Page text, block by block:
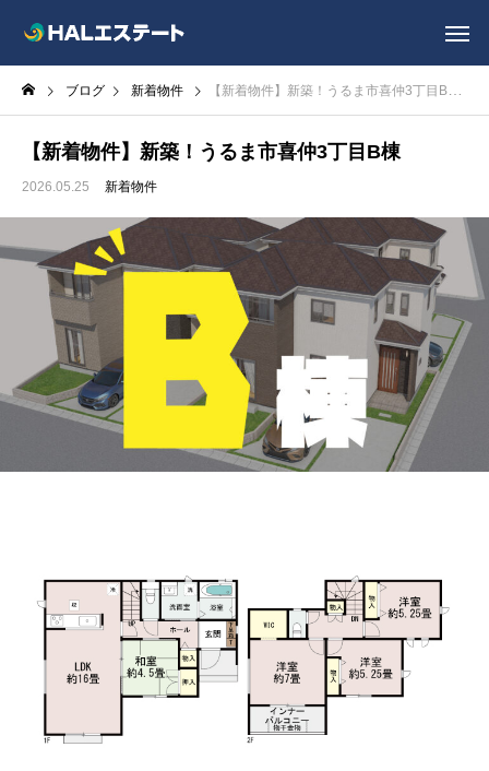
ブログ 新着物件 【新着物件】新築！うるま市喜仲3丁目B棟
【新着物件】新築！うるま市喜仲3丁目B棟
2026.05.25 新着物件